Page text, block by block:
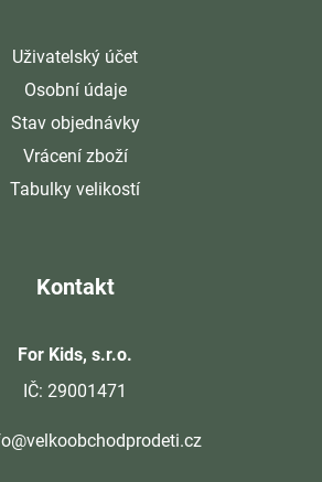
Uživatelský účet
Osobní údaje
Stav objednávky
Vrácení zboží
Tabulky velikostí
Kontakt
For Kids, s.r.o.
IČ: 29001471